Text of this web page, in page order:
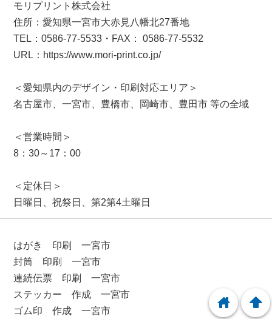
はがき 印刷 一宮市
封筒 印刷 一宮市
連続伝票 印刷 一宮市
ステッカー 作成 一宮市
ゴム印 作成 一宮市
モリプリント株式会社
住所：愛知県一宮市大赤見八幡北27番地
TEL：0586-77-5533・FAX： 0586-77-5532
URL：https://www.mori-print.co.jp/
＜愛知県内のデザイン・印刷対応エリア＞
名古屋市、一宮市、豊橋市、岡崎市、豊田市 等の全域
＜営業時間＞
8：30～17：00
＜定休日＞
日曜日、祝祭日、第2第4土曜日
arrowup
home